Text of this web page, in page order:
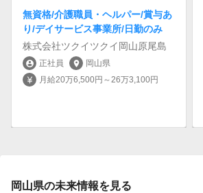
無資格/介護職員・ヘルパー/賞与あ
り/デイサービス事業所/日勤のみ
株式会社ツクイツクイ岡山原尾島
account_circle 正社員 location_on 岡山県
currency_yen 月給20万6,500円～26万3,100円
岡山県の未来情報を見る